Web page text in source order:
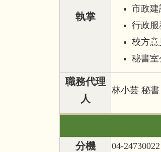
執掌
市政建
行政服
校方意
秘書室
職務代理
人
林小芸 秘書
分機 04-